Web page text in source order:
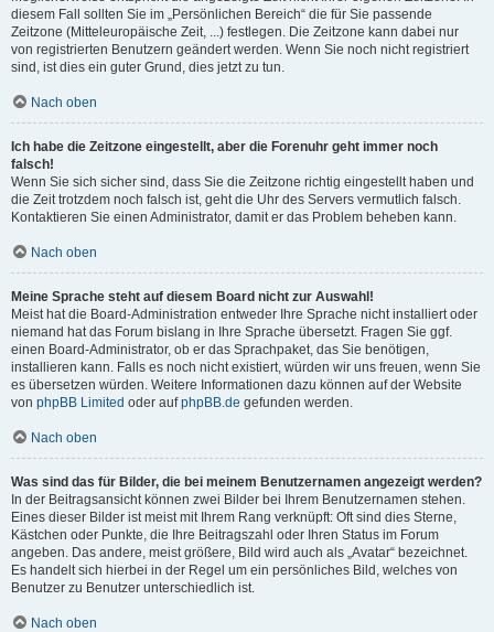
diesem Fall sollten Sie im „Persönlichen Bereich“ die für Sie passende
Zeitzone (Mitteleuropäische Zeit, ...) festlegen. Die Zeitzone kann dabei nur
von registrierten Benutzern geändert werden. Wenn Sie noch nicht registriert
sind, ist dies ein guter Grund, dies jetzt zu tun.
Nach oben
Ich habe die Zeitzone eingestellt, aber die Forenuhr geht immer noch
falsch!
Wenn Sie sich sicher sind, dass Sie die Zeitzone richtig eingestellt haben und
die Zeit trotzdem noch falsch ist, geht die Uhr des Servers vermutlich falsch.
Kontaktieren Sie einen Administrator, damit er das Problem beheben kann.
Nach oben
Meine Sprache steht auf diesem Board nicht zur Auswahl!
Meist hat die Board-Administration entweder Ihre Sprache nicht installiert oder
niemand hat das Forum bislang in Ihre Sprache übersetzt. Fragen Sie ggf.
einen Board-Administrator, ob er das Sprachpaket, das Sie benötigen,
installieren kann. Falls es noch nicht existiert, würden wir uns freuen, wenn Sie
es übersetzen würden. Weitere Informationen dazu können auf der Website
von phpBB Limited oder aufphpBB.de gefunden werden.
Nach oben
Was sind das für Bilder, die bei meinem Benutzernamen angezeigt werden?
In der Beitragsansicht können zwei Bilder bei Ihrem Benutzernamen stehen.
Eines dieser Bilder ist meist mit Ihrem Rang verknüpft: Oft sind dies Sterne,
Kästchen oder Punkte, die Ihre Beitragszahl oder Ihren Status im Forum
angeben. Das andere, meist größere, Bild wird auch als „Avatar“ bezeichnet.
Es handelt sich hierbei in der Regel um ein persönliches Bild, welches von
Benutzer zu Benutzer unterschiedlich ist.
Nach oben